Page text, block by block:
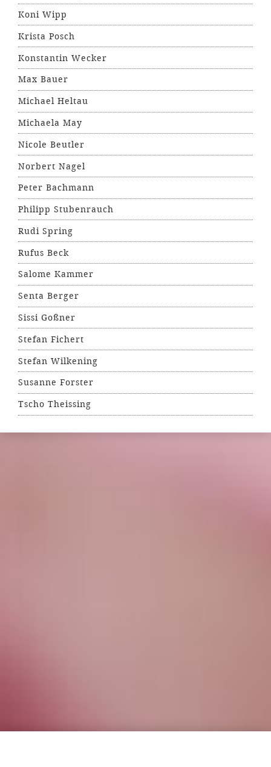
Koni Wipp
Krista Posch
Konstantin Wecker
Max Bauer
Michael Heltau
Michaela May
Nicole Beutler
Norbert Nagel
Peter Bachmann
Philipp Stubenrauch
Rudi Spring
Rufus Beck
Salome Kammer
Senta Berger
Sissi Goßner
Stefan Fichert
Stefan Wilkening
Susanne Forster
Tscho Theissing